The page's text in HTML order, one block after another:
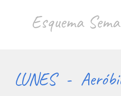
Esquema
LUNES -